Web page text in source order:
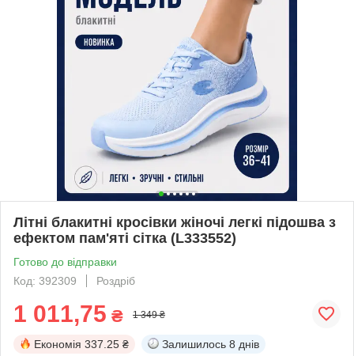
Літні блакитні кросівки жіночі легкі підошва з
ефектом пам'яті сітка (L333552)
Готово до відправки
Код: 392309
Роздріб
1 011,75 ₴ 1 349 ₴
Економія 337.25 ₴ Залишилось 8 днів